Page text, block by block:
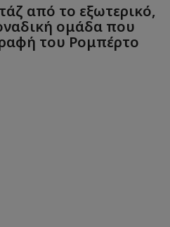
από το εξωτερικό,
ομάδα που
του Ρομπέρτο